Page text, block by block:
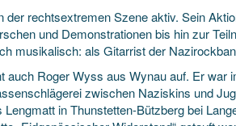
rechtsextremen Szene aktiv. Sein
und Demonstrationen bis hin zur
musikalisch: als Gitarrist der
auch Roger Wyss aus Wynau auf. Er war
zwischen Naziskins und
in Thunstetten-Bützberg bei